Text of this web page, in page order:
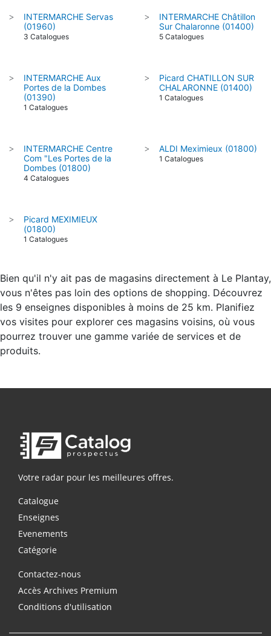
>
INTERMARCHE Servas
(01960)
3 Catalogues
>
INTERMARCHE Châtillon
Sur Chalaronne (01400)
5 Catalogues
>
INTERMARCHE Aux
Portes de la Dombes
(01390)
1 Catalogues
>
Picard CHATILLON SUR
CHALARONNE (01400)
1 Catalogues
>
INTERMARCHE Centre
Com "Les Portes de la
Dombes (01800)
4 Catalogues
> ALDI Meximieux (01800)
1 Catalogues
>
Picard MEXIMIEUX
(01800)
1 Catalogues
Bien qu'il n'y ait pas de magasins directement à Le Plantay,
vous n'êtes pas loin des options de shopping. Découvrez
les 9 enseignes disponibles à moins de 25 km. Planifiez
vos visites pour explorer ces magasins voisins, où vous
pourrez trouver une gamme variée de services et de
produits.
Votre radar pour les meilleures offres.
Catalogue
Enseignes
Evenements
Catégorie
Contactez-nous
Accès Archives Premium
Conditions d'utilisation